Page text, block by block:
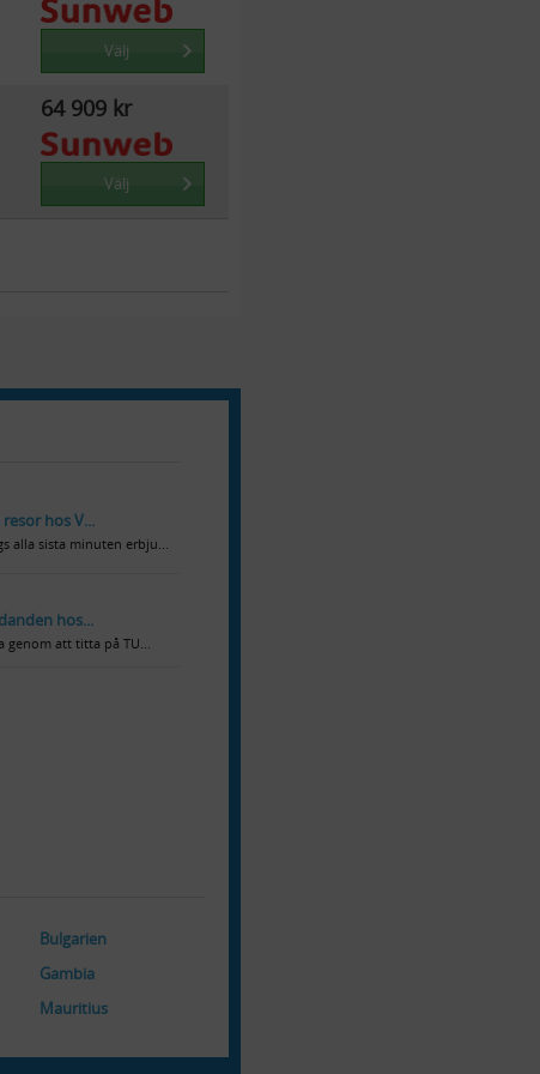
Välj
64 909 kr
Välj
hos V...
alla sista minuten erbju...
hos...
genom att titta på TU...
Bulgarien
Gambia
Mauritius